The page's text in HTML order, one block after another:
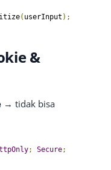
( userInput );
&
→ tidak bisa
; Secure;